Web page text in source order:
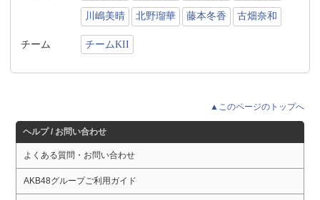
川嶋美晴 北野瑠華 藤本冬香 古畑奈和
チーム チームKII
▲このページのトップへ
ヘルプ / お問い合わせ
よくある質問・お問い合わせ
AKB48グループご利用ガイド